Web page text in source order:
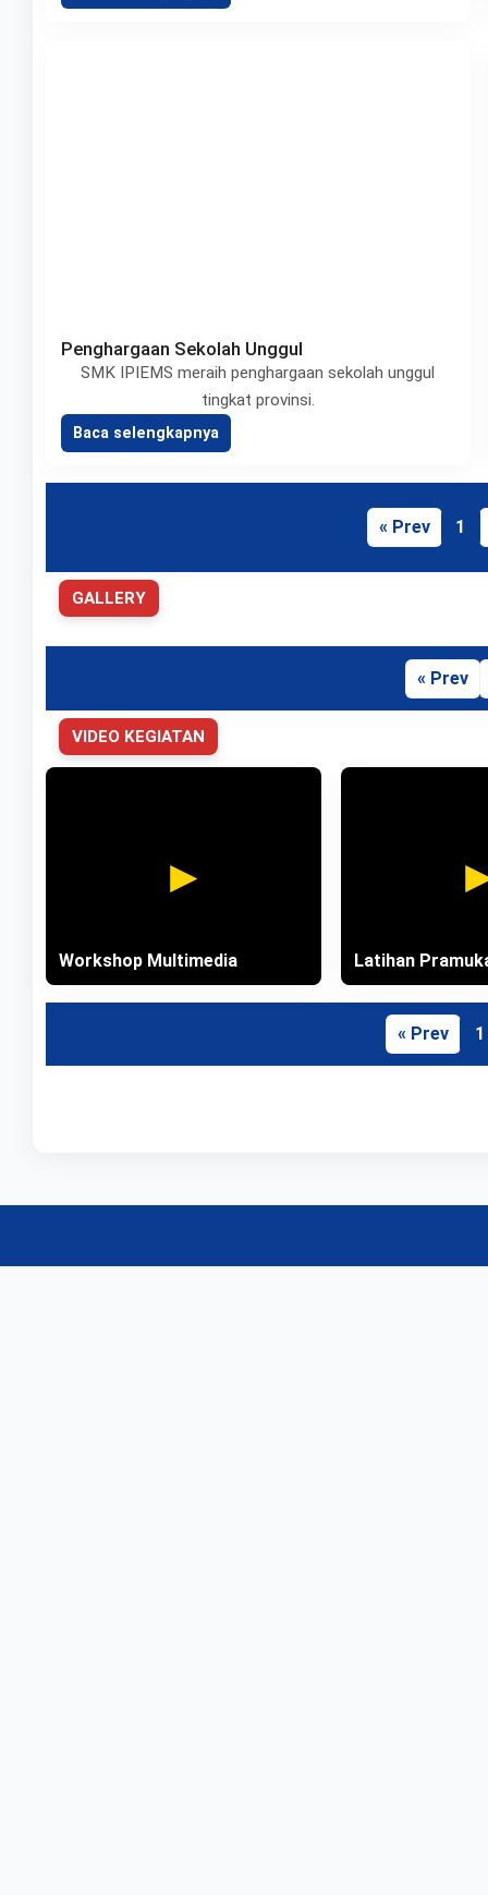
Penghargaan Sekolah Unggul
SMK IPIEMS meraih penghargaan sekolah unggul
tingkat provinsi.
Baca selengkapnya
« Prev 1
GALLERY
« Prev
VIDEO KEGIATAN
Workshop Multimedia
►
Latihan
« Prev 1